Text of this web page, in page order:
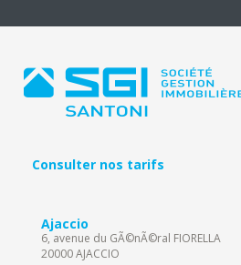
Consulter nos tarifs
Ajaccio
6, avenue du GÃ©nÃ©ral FIORELLA
20000 AJACCIO